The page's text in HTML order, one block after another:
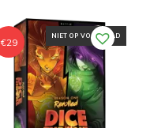
NIET OP VOORRAAD
€29